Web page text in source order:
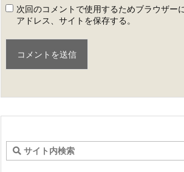
次回のコメントで使用するためブラウザー
アドレス、サイトを保存する。